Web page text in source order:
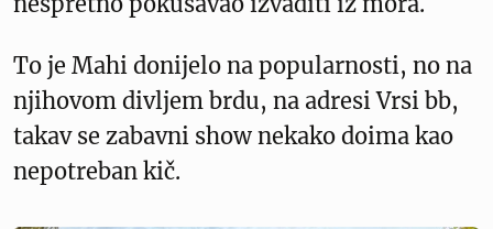
To je Mahi donijelo na popularnosti, no na
njihovom divljem brdu, na adresi Vrsi bb,
takav se zabavni show nekako doima kao
nepotreban kič.